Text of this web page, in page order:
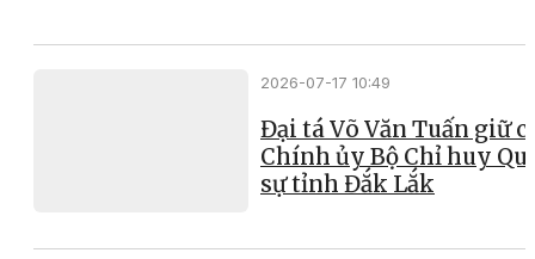
2026-07-17 10:49
Đại tá Võ Văn Tuấn giữ
Chính ủy Bộ Chỉ huy
sự tỉnh Đắk Lắk